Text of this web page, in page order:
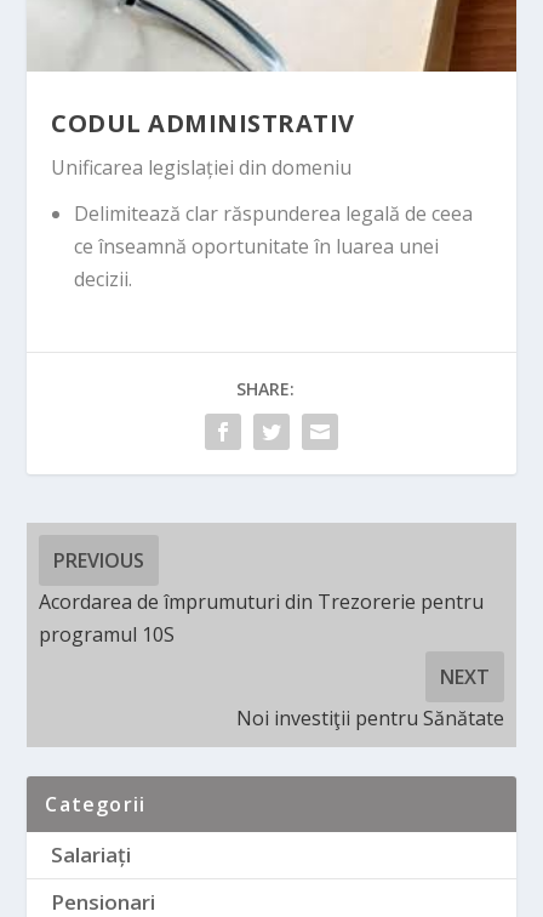
CODUL ADMINISTRATIV
Unificarea legislației din domeniu
Delimitează clar răspunderea legală de ceea
ce înseamnă oportunitate în luarea unei
decizii.
SHARE:
PREVIOUS
Acordarea de împrumuturi din Trezorerie pentru
programul 10S
NEXT
Noi investiţii pentru Sănătate
Categorii
Salariați
Pensionari